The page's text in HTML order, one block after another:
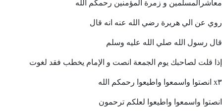
معاشرالمسلمين و زمرة المؤمنين رحمكم الله
روي عن الي هريرة رضي الله عنه انه قال
قال رسول الله صلي الله عليه وسلم
إذا قلت لصاحبك يوم الجمعة انصت و الإمام يخطب فقد لغوت
انصتوا واسمعوا واطيعوا رحمكم الله x٣
انصتوا واسمعوا واطيعوا لعلكم ترحمون